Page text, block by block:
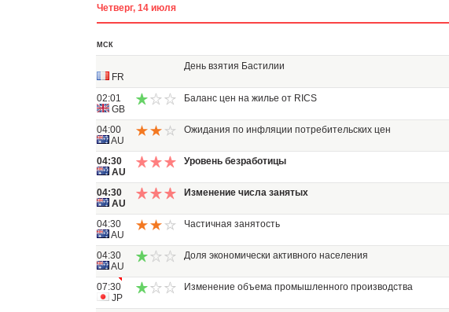
Четверг, 14 июля
МСК
FR
День взятия Бастилии
02:01
GB
Баланс цен на жилье от RICS
04:00
AU
Ожидания по инфляции потребительских цен
04:30
AU
Уровень безработицы
04:30
AU
Изменение числа занятых
04:30
AU
Частичная занятость
04:30
AU
Доля экономически активного населения
07:30
JP
Изменение объема промышленного производства